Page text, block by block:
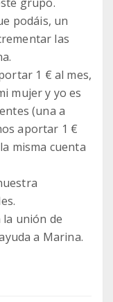
podáis, un
las
1 € al mes,
mujer y yo es
(una a
aportar 1 €
misma cuenta
la unión de
a Marina.